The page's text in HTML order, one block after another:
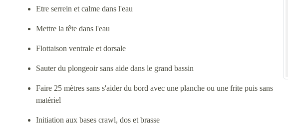
Etre serrein et calme dans l'eau
Mettre la tête dans l'eau
Flottaison ventrale et dorsale
Sauter du plongeoir sans aide dans le grand bassin
Faire 25 mètres sans s'aider du bord avec une planche ou une frite puis sans
matériel
Initiation aux bases crawl, dos et brasse